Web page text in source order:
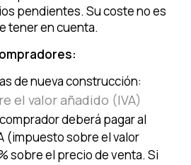
pendientes. Su coste no es
tener en cuenta.
de nueva construcción:
el valor añadido (IVA)
deberá pagar al
(impuesto sobre el valor
sobre el precio de venta. Si